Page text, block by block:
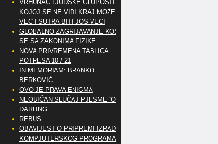
VRHUNAC LJUDSKE GLUPOSTI
KOJOJ SE NE VIDI KRAJ MOŽE
VEĆ I SUTRA BITI JOŠ VEĆI
GLOBALNO ZAGRIJAVANJE KOSI
SE SA ZAKONIMA FIZIKE
NOVA PRIVREMENA TABLICA
POTRESA 10 / 21
IN MEMORIAM: BRANKO
BERKOVIĆ
OVO JE PRAVA ENIGMA
NEOBIČAN SLUČAJ PJESME “OH
DARLING”
REBUS
OBAVIJEST O PRIPREMI IZRADE
KOMPJUTERSKOG PROGRAMA